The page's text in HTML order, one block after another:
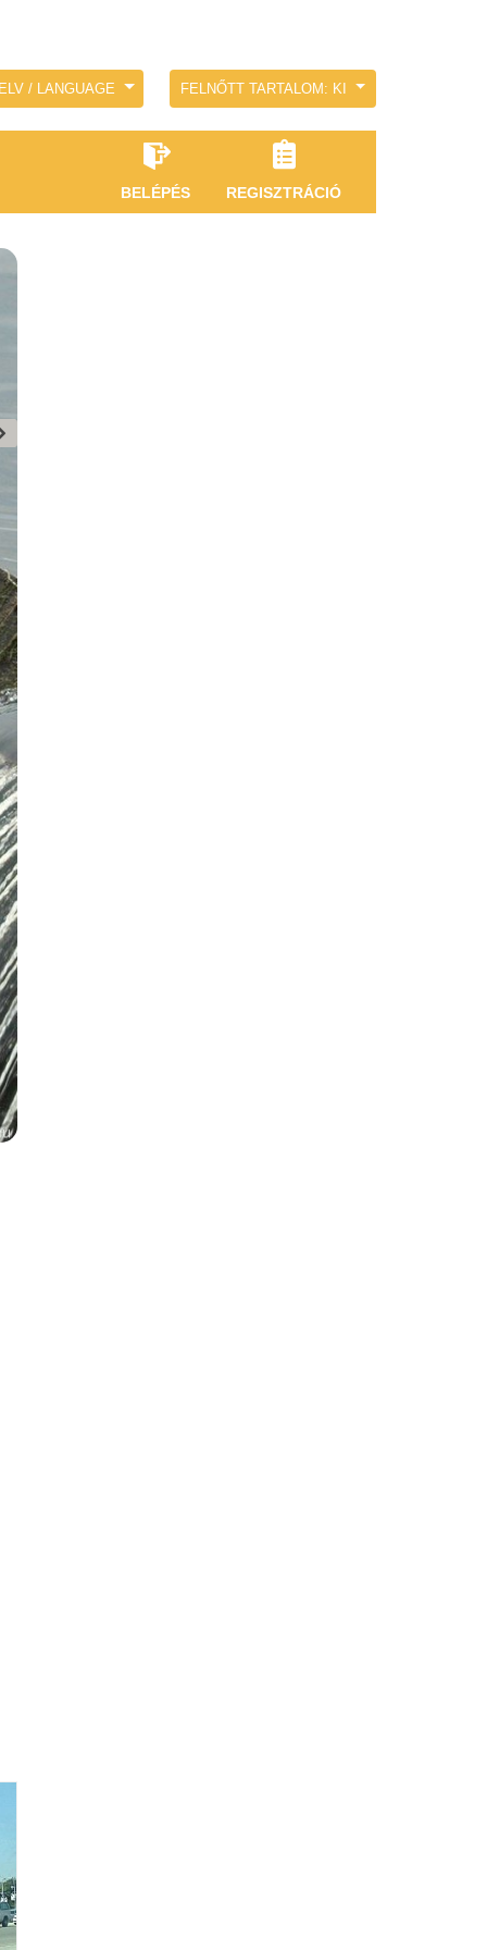
/ LANGUAGE FELNŐTT TARTALOM: KI
BELÉPÉS REGISZTRÁCIÓ